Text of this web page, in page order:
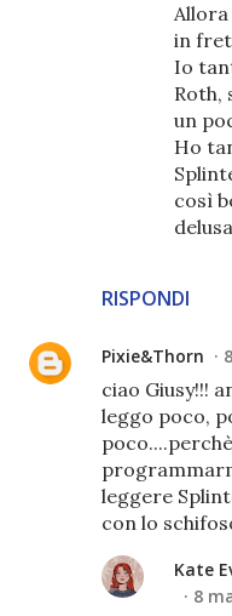
RISPONDI
Allora
in
Io
Roth,
un
Ho
così
Pixie&Thorn
ciao Giusy!!!
leggo poco,
leggere
con lo
Kate
8